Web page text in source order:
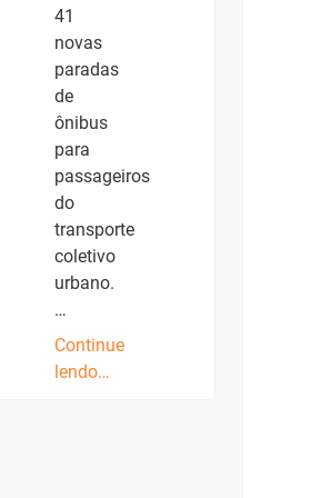
41
novas
paradas
de
ônibus
para
passageiros
do
transporte
coletivo
urbano.
…
Continue
lendo…